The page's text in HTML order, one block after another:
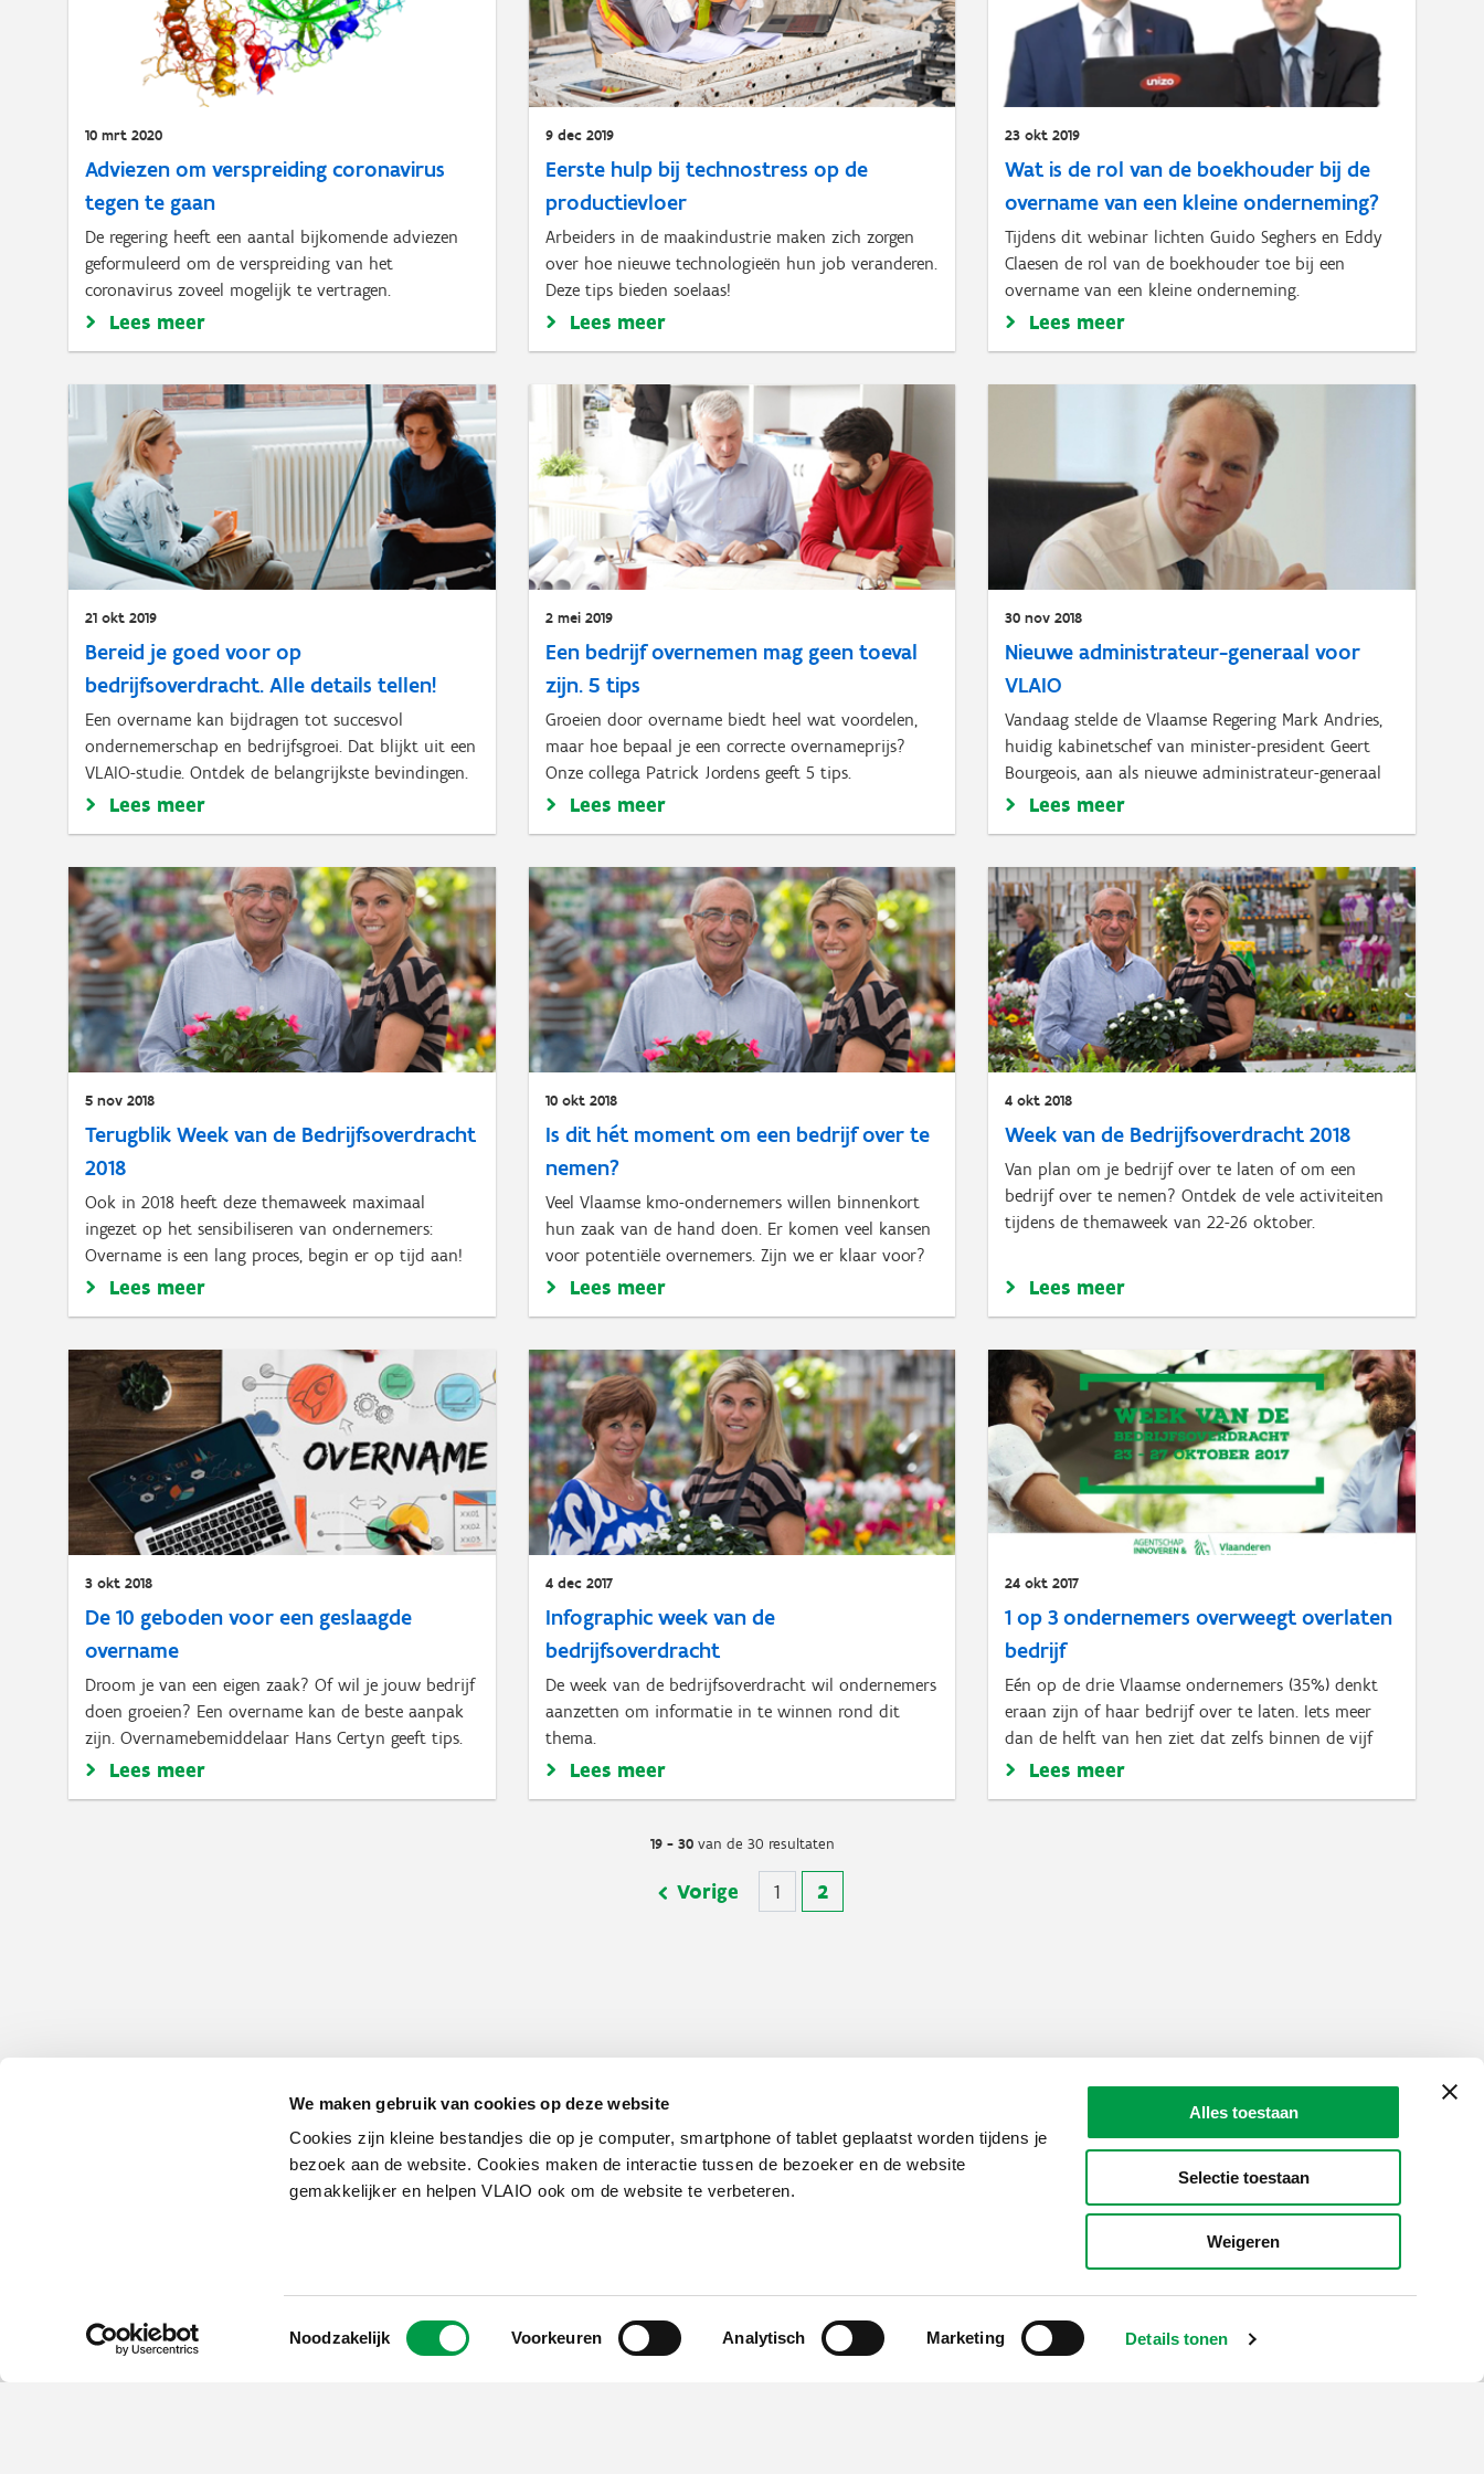
We maken gebruik van cookies op deze website
Cookies zijn kleine bestandjes die op je computer, smartphone of tablet geplaatst worden tijdens je
bezoek aan de website. Cookies maken de interactie tussen de bezoeker en de website
gemakkelijker en helpen VLAIO ook om de website te verbeteren.
Toestemmingsselectie
Noodzakelijk Voorkeuren Analytisch Marketing Details tonen
Alles toestaan
Selectie toestaan
Weigeren
10 mrt 2020
Adviezen om verspreiding coronavirus
tegen te gaan
De regering heeft een aantal bijkomende adviezen
geformuleerd om de verspreiding van het
coronavirus zoveel mogelijk te vertragen.
Lees meer
9 dec 2019
Eerste hulp bij technostress op de
productievloer
Arbeiders in de maakindustrie maken zich zorgen
over hoe nieuwe technologieën hun job veranderen.
Deze tips bieden soelaas!
Lees meer
23 okt 2019
Wat is de rol van de boekhouder bij de
overname van een kleine onderneming?
Tijdens dit webinar lichten Guido Seghers en Eddy
Claesen de rol van de boekhouder toe bij een
overname van een kleine onderneming.
Lees meer
21 okt 2019
Bereid je goed voor op
bedrijfsoverdracht. Alle details tellen!
Een overname kan bijdragen tot succesvol
ondernemerschap en bedrijfsgroei. Dat blijkt uit een
VLAIO-studie. Ontdek de belangrijkste bevindingen.
Lees meer
2 mei 2019
Een bedrijf overnemen mag geen toeval
zijn. 5 tips
Groeien door overname biedt heel wat voordelen,
maar hoe bepaal je een correcte overnameprijs?
Onze collega Patrick Jordens geeft 5 tips.
Lees meer
30 nov 2018
Nieuwe administrateur-generaal voor
VLAIO
Vandaag stelde de Vlaamse Regering Mark Andries,
huidig kabinetschef van minister-president Geert
Bourgeois, aan als nieuwe administrateur-generaal
Lees meer
5 nov 2018
Terugblik Week van de Bedrijfsoverdracht
2018
Ook in 2018 heeft deze themaweek maximaal
ingezet op het sensibiliseren van ondernemers:
Overname is een lang proces, begin er op tijd aan!
Lees meer
10 okt 2018
Is dit hét moment om een bedrijf over te
nemen?
Veel Vlaamse kmo-ondernemers willen binnenkort
hun zaak van de hand doen. Er komen veel kansen
voor potentiële overnemers. Zijn we er klaar voor?
Lees meer
4 okt 2018
Week van de Bedrijfsoverdracht 2018
Van plan om je bedrijf over te laten of om een
bedrijf over te nemen? Ontdek de vele activiteiten
tijdens de themaweek van 22-26 oktober.
Lees meer
3 okt 2018
De 10 geboden voor een geslaagde
overname
Droom je van een eigen zaak? Of wil je jouw bedrijf
doen groeien? Een overname kan de beste aanpak
zijn. Overnamebemiddelaar Hans Certyn geeft tips.
Lees meer
4 dec 2017
Infographic week van de
bedrijfsoverdracht
De week van de bedrijfsoverdracht wil ondernemers
aanzetten om informatie in te winnen rond dit
thema.
Lees meer
24 okt 2017
1 op 3 ondernemers overweegt overlaten
bedrijf
Eén op de drie Vlaamse ondernemers (35%) denkt
eraan zijn of haar bedrijf over te laten. Iets meer
dan de helft van hen ziet dat zelfs binnen de vijf
Lees meer
19 - 30van de 30 resultaten
Vorige
Vorige Pagina
1
Huidige
2